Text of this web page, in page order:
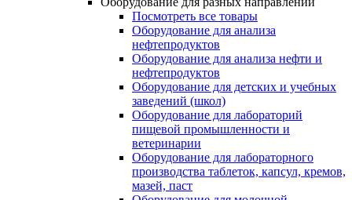
Посмотреть все товары
Оборудование для анализа
нефтепродуктов
Оборудование для анализа нефти и
нефтепродуктов
Оборудование для детских и учебных
заведений (школ)
Оборудование для лабораторий
пищевой промышленности и
ветеринарии
Оборудование для лабораторного
производства таблеток, капсул, кремов,
мазей, паст